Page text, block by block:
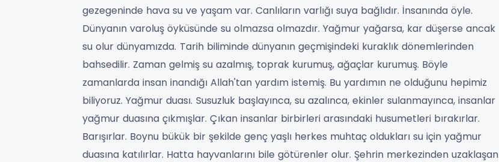
gezegeninde hava su ve yaşam var. Canlıların varlığı suya bağlıdır. İnsanında öyle.
Dünyanın varoluş öyküsünde su olmazsa olmazdır. Yağmur yağarsa, kar düşerse ancak
su olur dünyamızda. Tarih biliminde dünyanın geçmişindeki kuraklık dönemlerinden
bahsedilir. Zaman gelmiş su azalmış, toprak kurumuş, ağaçlar kurumuş. Böyle
zamanlarda insan inandığı Allah'tan yardım istemiş. Bu yardımın ne olduğunu hepimiz
biliyoruz. Yağmur duası. Susuzluk başlayınca, su azalınca, ekinler sulanmayınca, insanlar
yağmur duasına çıkmışlar. Çıkan insanlar birbirleri arasındaki husumetleri bırakırlar.
Barışırlar. Boynu bükük bir şekilde genç yaşlı herkes muhtaç oldukları su için yağmur
duasına katılırlar. Hatta hayvanlarını bile götürenler olur. Şehrin merkezinden uzaklaşan